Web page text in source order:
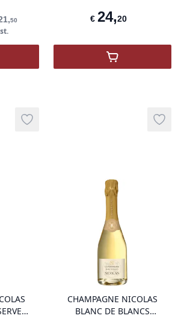
,50
st.
CARTE D'OR BRUT
€ 24,20
,Nicolas
Add to wishlist
product variant items in cart, view
CHAMPAGNE NICOLAS
BLANC DE BLANCS
Add